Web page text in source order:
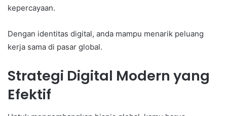
kepercayaan.
Dengan identitas digital, anda mampu menarik peluang
kerja sama di pasar global.
Strategi Digital Modern yang
Efektif